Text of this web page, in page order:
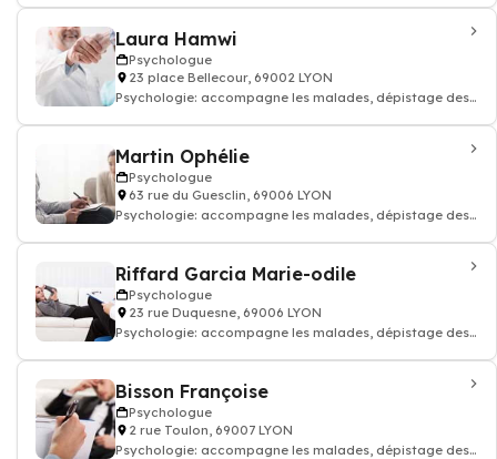
Laura Hamwi
Psychologue
23 place Bellecour, 69002 LYON
Psychologie: accompagne les malades, dépistage des
Martin Ophélie
Psychologue
63 rue du Guesclin, 69006 LYON
Psychologie: accompagne les malades, dépistage des
Riffard Garcia Marie-odile
Psychologue
23 rue Duquesne, 69006 LYON
Psychologie: accompagne les malades, dépistage des
Bisson Françoise
Psychologue
2 rue Toulon, 69007 LYON
Psychologie: accompagne les malades, dépistage des